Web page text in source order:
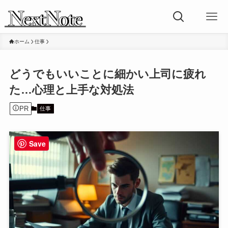
ホーム 仕事
どうでもいいことに細かい上司に疲れ
た…心理と上手な対処法
PR 仕事
Save